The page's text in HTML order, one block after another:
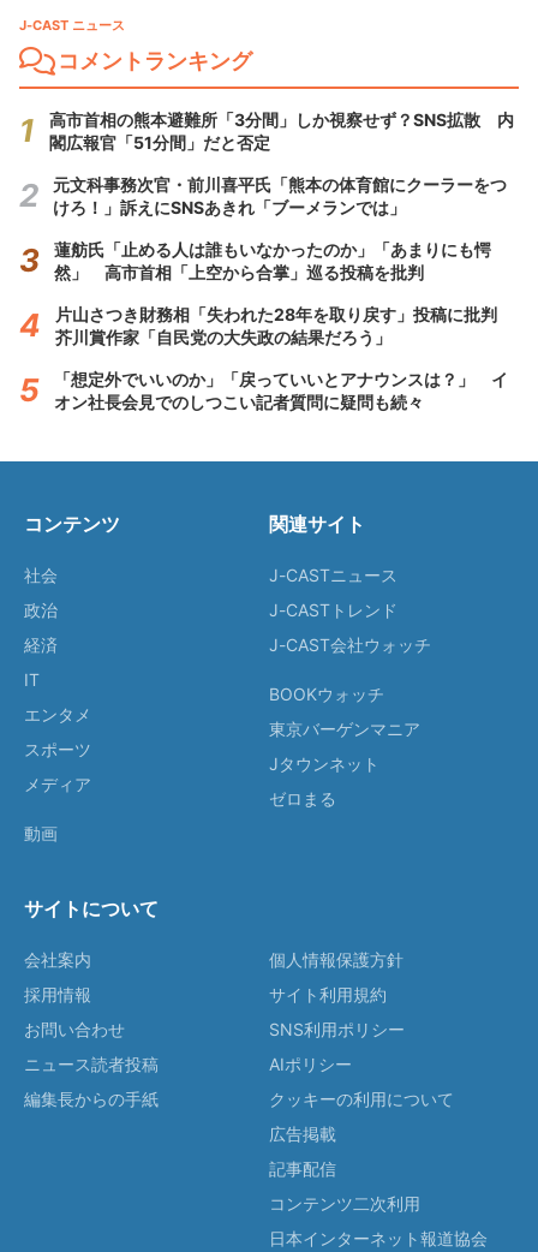
J-CAST ニュース
コメントランキング
高市首相の熊本避難所「3分間」しか視察せず？SNS拡散 内
閣広報官「51分間」だと否定
元文科事務次官・前川喜平氏「熊本の体育館にクーラーをつ
けろ！」訴えにSNSあきれ「ブーメランでは」
蓮舫氏「止める人は誰もいなかったのか」「あまりにも愕
然」 高市首相「上空から合掌」巡る投稿を批判
片山さつき財務相「失われた28年を取り戻す」投稿に批判
芥川賞作家「自民党の大失政の結果だろう」
「想定外でいいのか」「戻っていいとアナウンスは？」 イ
オン社長会見でのしつこい記者質問に疑問も続々
コンテンツ
社会
政治
経済
IT
エンタメ
スポーツ
メディア
動画
関連サイト
J-CASTニュース
J-CASTトレンド
J-CAST会社ウォッチ
BOOKウォッチ
東京バーゲンマニア
Jタウンネット
ゼロまる
サイトについて
会社案内
採用情報
お問い合わせ
ニュース読者投稿
編集長からの手紙
個人情報保護方針
サイト利用規約
SNS利用ポリシー
AIポリシー
クッキーの利用について
広告掲載
記事配信
コンテンツ二次利用
日本インターネット報道協会